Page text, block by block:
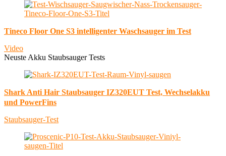
Tineco Floor One S3 intelligenter Waschsauger im Test
Video
Neuste Akku Staubsauger Tests
Shark Anti Hair Staubsauger IZ320EUT Test, Wechselakku
und PowerFins
Staubsauger-Test